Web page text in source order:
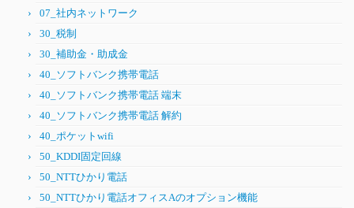
07_社内ネットワーク
30_税制
30_補助金・助成金
40_ソフトバンク携帯電話
40_ソフトバンク携帯電話 端末
40_ソフトバンク携帯電話 解約
40_ポケットwifi
50_KDDI固定回線
50_NTTひかり電話
50_NTTひかり電話オフィスAのオプション機能